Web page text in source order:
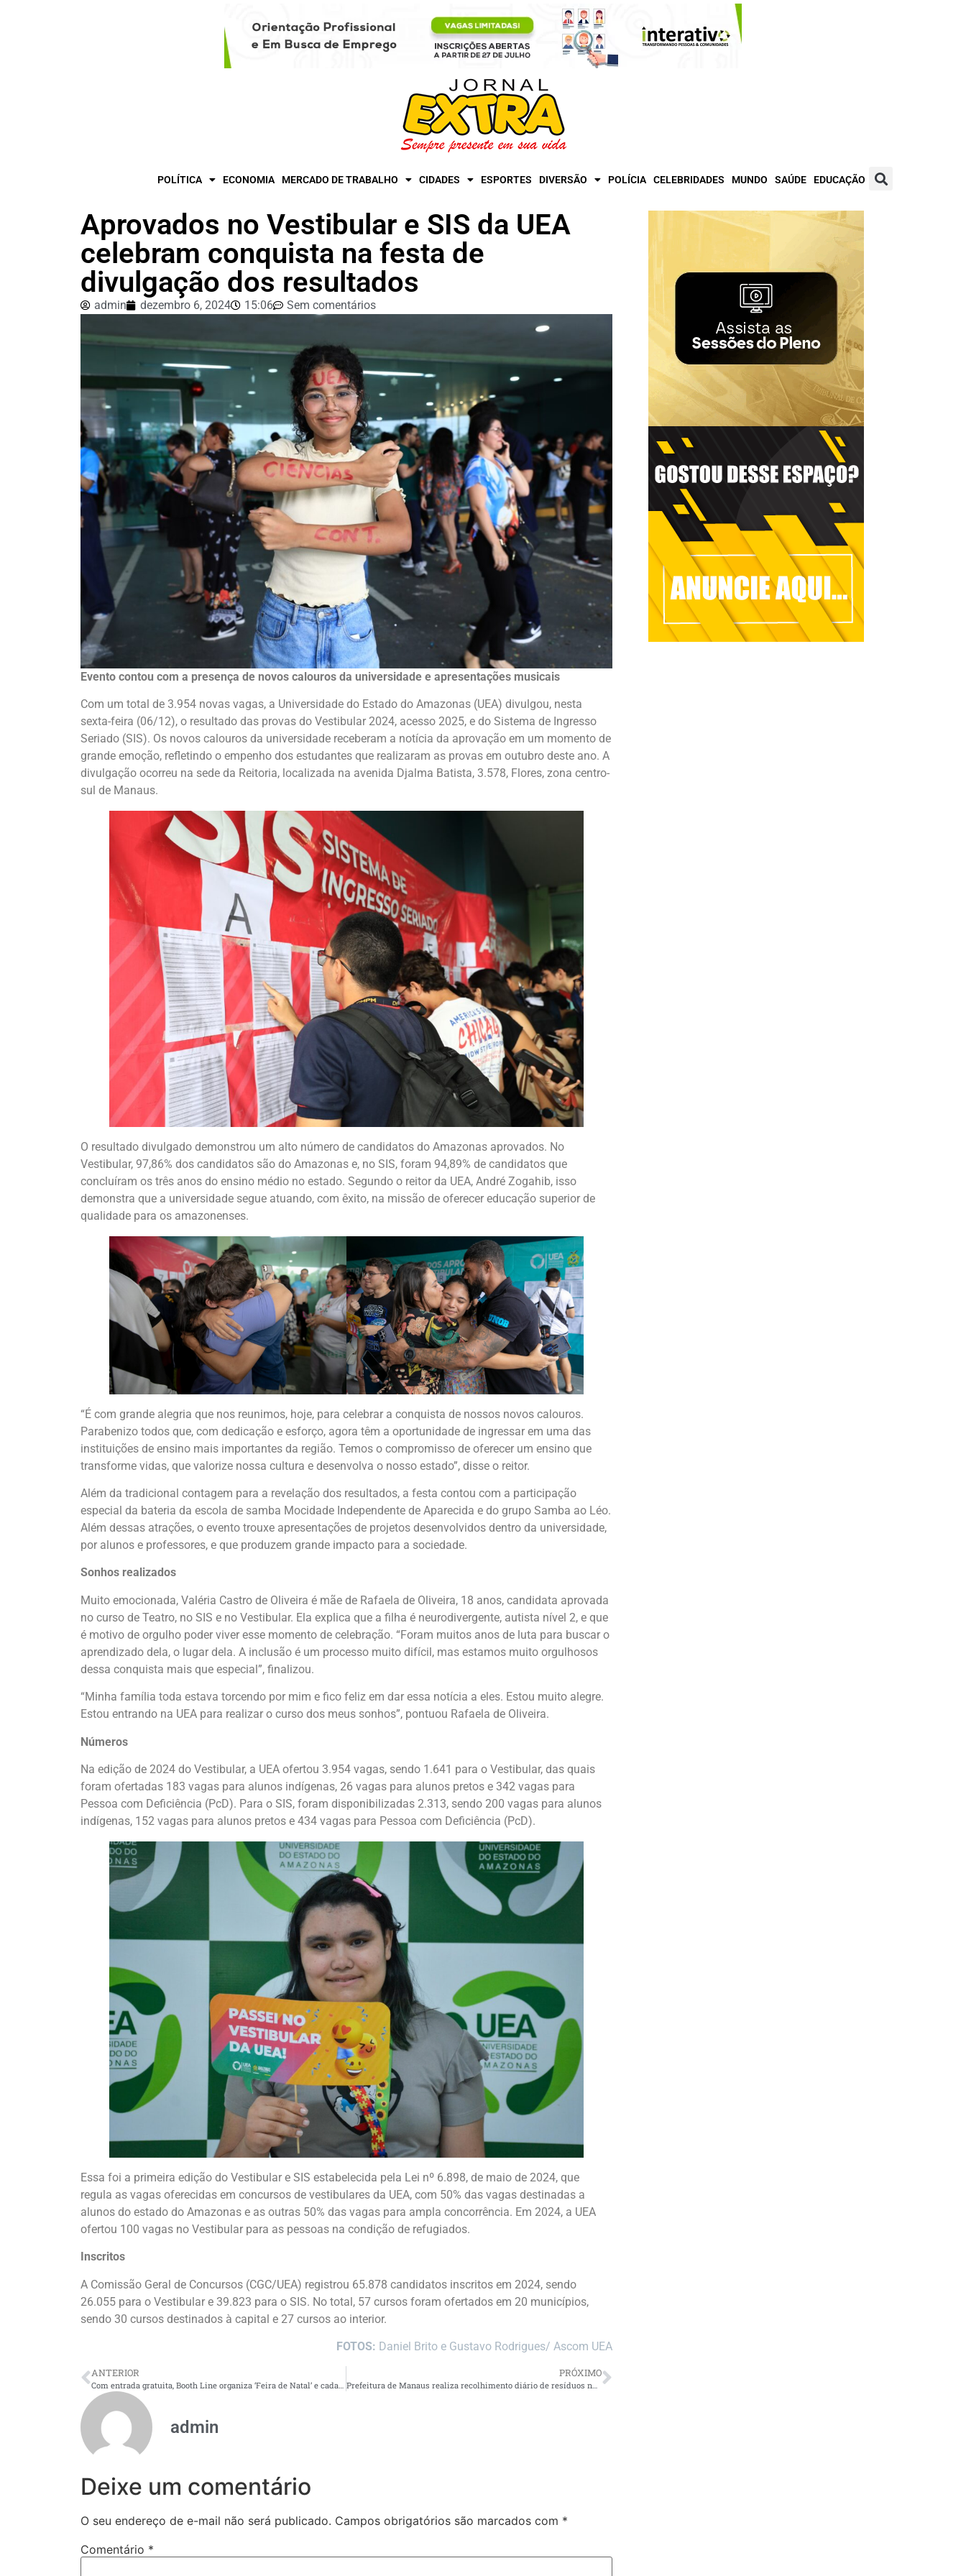
POLÍTICA ECONOMIA MERCADO DE TRABALHO CIDADES ESPORTES DIVERSÃO POLÍCIA CELEBRIDADES MUNDO SAÚDE EDUCAÇÃO
Aprovados no Vestibular e SIS da UEA
celebram conquista na festa de
divulgação dos resultados
admin dezembro 6, 2024 15:06 Sem comentários
Evento contou com a presença de novos calouros da universidade e apresentações musicais
Com um total de 3.954 novas vagas, a Universidade do Estado do Amazonas (UEA) divulgou, nesta
sexta-feira (06/12), o resultado das provas do Vestibular 2024, acesso 2025, e do Sistema de Ingresso
Seriado (SIS). Os novos calouros da universidade receberam a notícia da aprovação em um momento de
grande emoção, refletindo o empenho dos estudantes que realizaram as provas em outubro deste ano. A
divulgação ocorreu na sede da Reitoria, localizada na avenida Djalma Batista, 3.578, Flores, zona centro-
sul de Manaus.
O resultado divulgado demonstrou um alto número de candidatos do Amazonas aprovados. No
Vestibular, 97,86% dos candidatos são do Amazonas e, no SIS, foram 94,89% de candidatos que
concluíram os três anos do ensino médio no estado. Segundo o reitor da UEA, André Zogahib, isso
demonstra que a universidade segue atuando, com êxito, na missão de oferecer educação superior de
qualidade para os amazonenses.
“É com grande alegria que nos reunimos, hoje, para celebrar a conquista de nossos novos calouros.
Parabenizo todos que, com dedicação e esforço, agora têm a oportunidade de ingressar em uma das
instituições de ensino mais importantes da região. Temos o compromisso de oferecer um ensino que
transforme vidas, que valorize nossa cultura e desenvolva o nosso estado”, disse o reitor.
Além da tradicional contagem para a revelação dos resultados, a festa contou com a participação
especial da bateria da escola de samba Mocidade Independente de Aparecida e do grupo Samba ao Léo.
Além dessas atrações, o evento trouxe apresentações de projetos desenvolvidos dentro da universidade,
por alunos e professores, e que produzem grande impacto para a sociedade.
Sonhos realizados
Muito emocionada, Valéria Castro de Oliveira é mãe de Rafaela de Oliveira, 18 anos, candidata aprovada
no curso de Teatro, no SIS e no Vestibular. Ela explica que a filha é neurodivergente, autista nível 2, e que
é motivo de orgulho poder viver esse momento de celebração. “Foram muitos anos de luta para buscar o
aprendizado dela, o lugar dela. A inclusão é um processo muito difícil, mas estamos muito orgulhosos
dessa conquista mais que especial”, finalizou.
“Minha família toda estava torcendo por mim e fico feliz em dar essa notícia a eles. Estou muito alegre.
Estou entrando na UEA para realizar o curso dos meus sonhos”, pontuou Rafaela de Oliveira.
Números
Na edição de 2024 do Vestibular, a UEA ofertou 3.954 vagas, sendo 1.641 para o Vestibular, das quais
foram ofertadas 183 vagas para alunos indígenas, 26 vagas para alunos pretos e 342 vagas para
Pessoa com Deficiência (PcD). Para o SIS, foram disponibilizadas 2.313, sendo 200 vagas para alunos
indígenas, 152 vagas para alunos pretos e 434 vagas para Pessoa com Deficiência (PcD).
Essa foi a primeira edição do Vestibular e SIS estabelecida pela Lei nº 6.898, de maio de 2024, que
regula as vagas oferecidas em concursos de vestibulares da UEA, com 50% das vagas destinadas a
alunos do estado do Amazonas e as outras 50% das vagas para ampla concorrência. Em 2024, a UEA
ofertou 100 vagas no Vestibular para as pessoas na condição de refugiados.
Inscritos
A Comissão Geral de Concursos (CGC/UEA) registrou 65.878 candidatos inscritos em 2024, sendo
26.055 para o Vestibular e 39.823 para o SIS. No total, 57 cursos foram ofertados em 20 municípios,
sendo 30 cursos destinados à capital e 27 cursos ao interior.
FOTOS: Daniel Brito e Gustavo Rodrigues/ Ascom UEA
ANTERIOR PRÓXIMO
admin
Deixe um comentário
O seu endereço de e-mail não será publicado. Campos obrigatórios são marcados com *
Comentário *